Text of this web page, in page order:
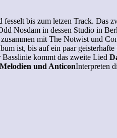
fesselt bis zum letzen Track. Das
Nosdam in dessen Studio in
mit The Notwist und
ist, bis auf ein paar
kommt das zweite Lied
Melodien und AnticonInterpreten